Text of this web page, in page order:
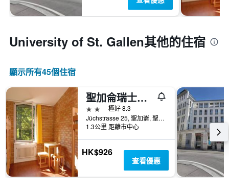
University of St. Gallen​其他的住宿
顯示所有45​個住宿
聖加侖瑞士青年旅舍
2星級
極好 8.3
Jüchstrasse 25, 聖加崙, 聖加侖州, 瑞士
1.3公里 距離市中心
HK$926
查看優惠